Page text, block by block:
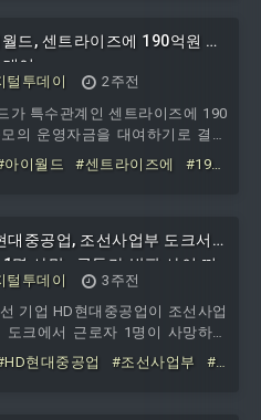
드, 센트라이즈에 190억원 운
여
털투데이
2주전
가 특수관계인 센트라이즈에 190
의 운영자금을 대여하기로 결정
24일 공시했다.공시에 따르면 거래
은 센트라이즈이며 아이월드와의
원이다. 이자율은 연 7.00%가 적
이번 대여금액을 포함한 센트라이
액은 190억원으로 명시됐다.이
일은 2026년 7월 24일이다. 사외
여부 및 감사 참석 여부는 기재
았다.아이월드는 본 건이 특수관계
거래에
아이월드 #센트라이즈에
#190
대중공업, 조선사업부 도크서
1명 사망…곤돌라·발판 사이 끼
털투데이
3주전
기업 HD현대중공업이 조선사업
도크에서 근로자 1명이 사망하는
가 발생했다고 20일 공시했다.공
재된 내용에 따르면 사고는 2026년
현대중공업 #조선사업부
#